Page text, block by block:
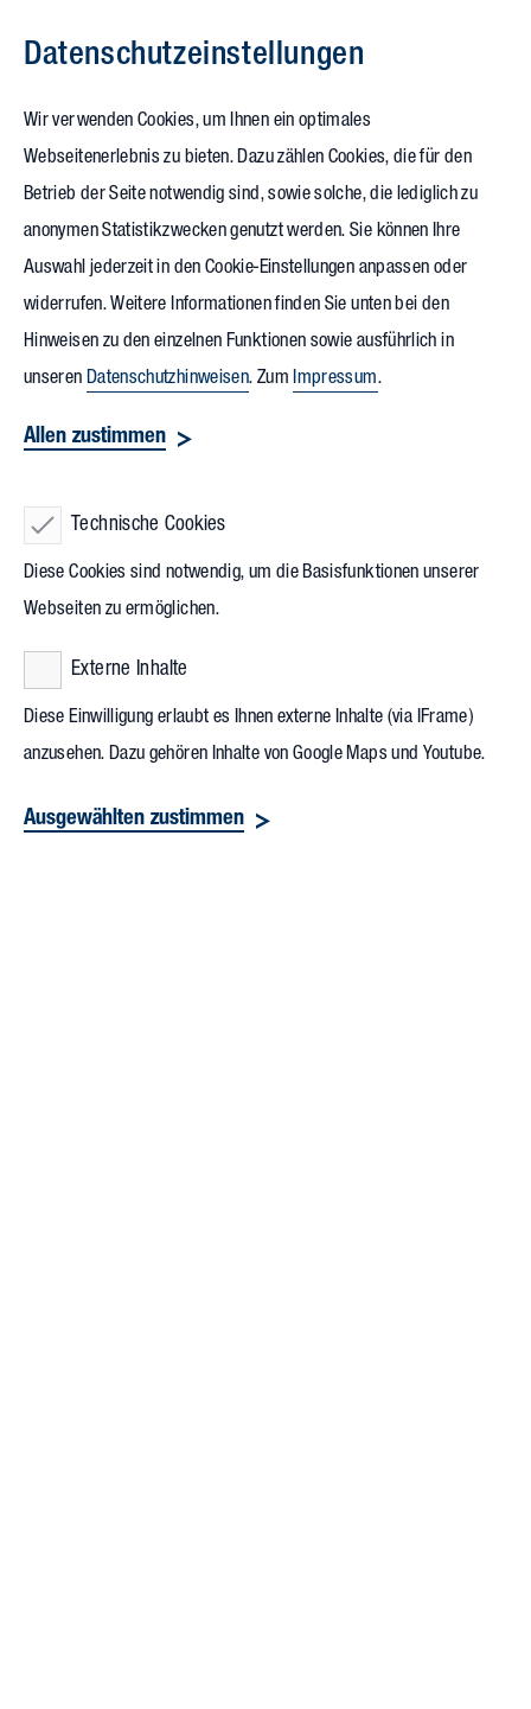
Datenschutz­einstellungen
Wir verwenden Cookies, um Ihnen ein optimales
Webseitenerlebnis zu bieten. Dazu zählen Cookies, die für den
Betrieb der Seite notwendig sind, sowie solche, die lediglich zu
anonymen Statistikzwecken genutzt werden. Sie können Ihre
Auswahl jederzeit in den Cookie-Einstellungen anpassen oder
widerrufen. Weitere Informationen finden Sie unten bei den
Hinweisen zu den einzelnen Funktionen sowie ausführlich in
unseren Datenschutzhinweisen. ZumImpressum.
Allen zustimmen
Technische Cookies
Diese Cookies sind notwendig, um die Basisfunktionen unserer
Webseiten zu ermöglichen.
Externe Inhalte
Diese Einwilligung erlaubt es Ihnen externe Inhalte (via IFrame)
anzusehen. Dazu gehören Inhalte von Google Maps und Youtube.
Ausgewählten zustimmen